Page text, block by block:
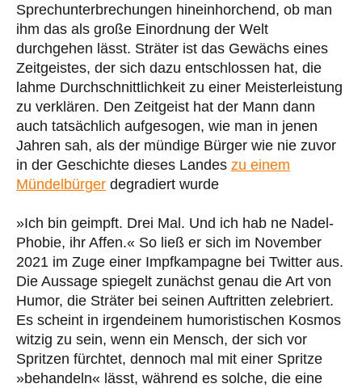
Sprechunterbrechungen hineinhorchend, ob man
ihm das als große Einordnung der Welt
durchgehen lässt. Sträter ist das Gewächs eines
Zeitgeistes, der sich dazu entschlossen hat, die
lahme Durchschnittlichkeit zu einer Meisterleistung
zu verklären. Den Zeitgeist hat der Mann dann
auch tatsächlich aufgesogen, wie man in jenen
Jahren sah, als der mündige Bürger wie nie zuvor
in der Geschichte dieses Landes zu einem
Mündelbürger degradiert wurde
»Ich bin geimpft. Drei Mal. Und ich hab ne Nadel-
Phobie, ihr Affen.« So ließ er sich im November
2021 im Zuge einer Impfkampagne bei Twitter aus.
Die Aussage spiegelt zunächst genau die Art von
Humor, die Sträter bei seinen Auftritten zelebriert.
Es scheint in irgendeinem humoristischen Kosmos
witzig zu sein, wenn ein Mensch, der sich vor
Spritzen fürchtet, dennoch mal mit einer Spritze
»behandeln« lässt, während es solche, die eine